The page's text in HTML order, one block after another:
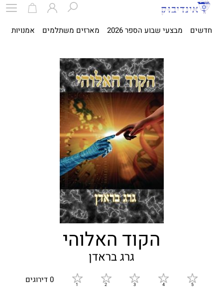
חדשים מבצעי שבוע הספר 2026 מארזים משתלמים אמנויות
הקוד האלוהי
גרג בראדן
0 דירוגים